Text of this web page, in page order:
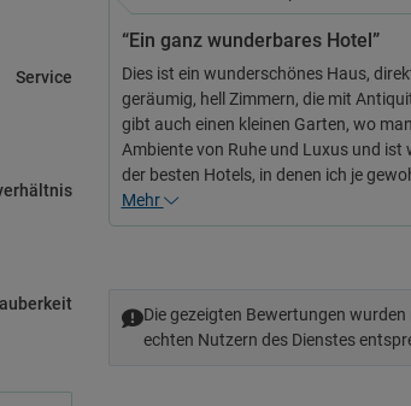
Service
“Ein ganz wunderbares Hotel”
Dies ist ein wunderschönes Haus,
geräumig, hell Zimmern, die mit
gibt auch einen kleinen Garten, wo
Ambiente von Ruhe und Luxus und ist
der besten Hotels, in denen ich je
Mehr
Die gezeigten Bewertungen
echten Nutzern des Dienstes